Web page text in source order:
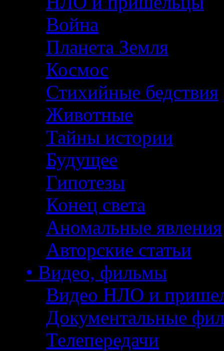
Война
Планета Земля
Космос
Стихийные бедствия
Животные
Тайны истории
Будущее
Гипотезы
Конец света
Аномальные явления
Авторские статьи
• Видео, фильмы
Видео НЛО и
Документальные
Телепередачи